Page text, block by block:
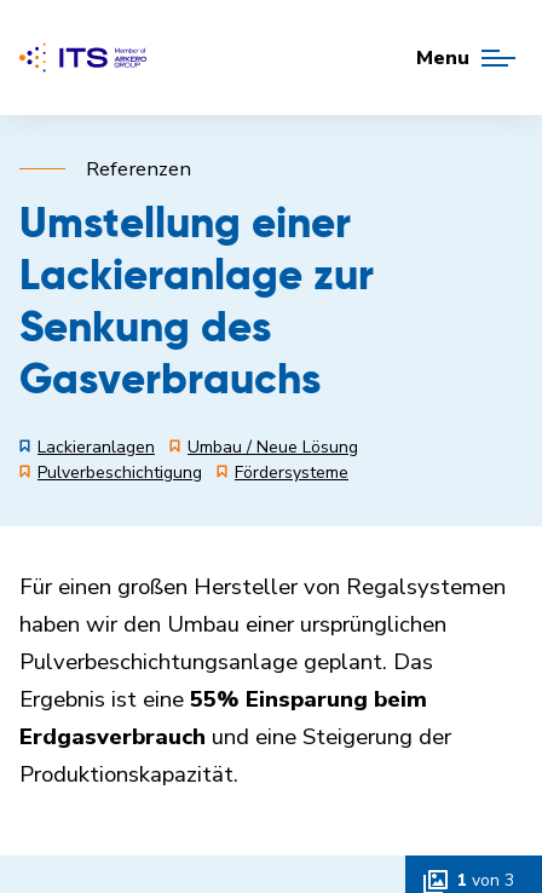
Menu
Referenzen
Umstellung einer
Lackieranlage zur
Senkung des
Gasverbrauchs
Lackieranlagen
Umbau / Neue Lösung
Pulverbeschichtigung
Fördersysteme
Für einen großen Hersteller von Regalsystemen
haben wir den Umbau einer ursprünglichen
Pulverbeschichtungsanlage geplant. Das
Ergebnis ist eine55% Einsparung beim
Erdgasverbrauch und eine Steigerung der
Produktionskapazität.
1 von 3